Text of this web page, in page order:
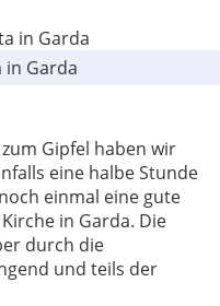
in Garda
Gipfel haben wir
eine halbe Stunde
einmal eine gute
in Garda. Die
durch die
und teils der